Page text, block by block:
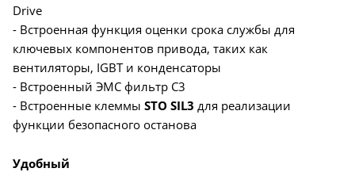
Drive
- Встроенная функция оценки срока службы для
ключевых компонентов привода, таких как
вентиляторы, IGBT и конденсаторы
- Встроенный ЭМС фильтр С3
- Встроенные клеммы STO SIL3 для реализации
функции безопасного останова
Удобный